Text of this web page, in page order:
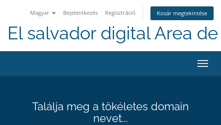
Magyar Bejelentkezés Regisztráció Kosár megtekintése
El salvador digital Area
a
Találja meg a tökéletes domain
nevet...